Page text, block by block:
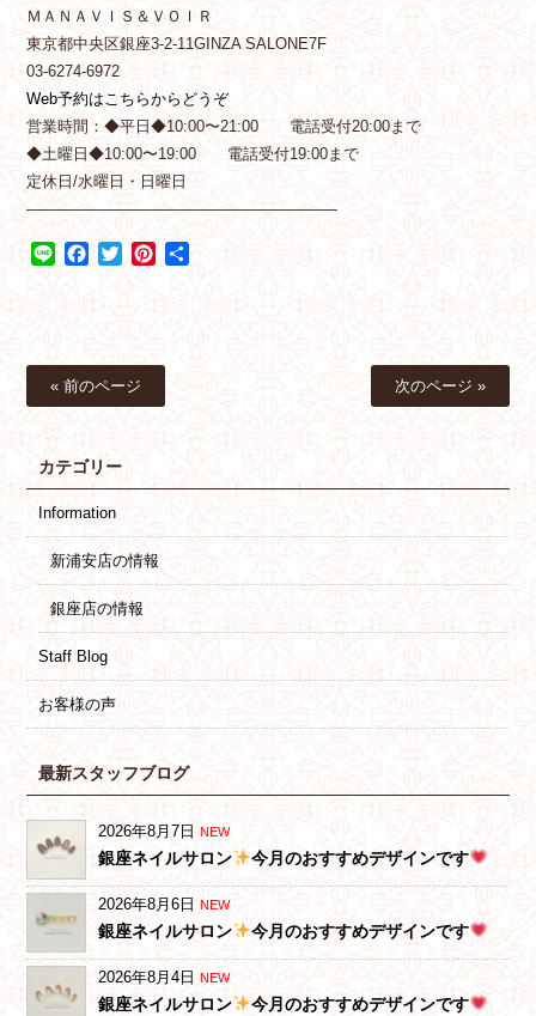
ＭＡＮＡＶＩＳ＆ＶＯＩＲ
東京都中央区銀座3-2-11GINZA SALONE7F
03-6274-6972
Web予約はこちらからどうぞ
営業時間：◆平日◆10:00〜21:00 電話受付20:00まで
◆土曜日◆10:00〜19:00 電話受付19:00まで
定休日/水曜日・日曜日
————————————————————
Line Facebook
TwitterPinterest
« 前のページ 次のページ »
カテゴリー
Information
新浦安店の情報
銀座店の情報
Staff Blog
お客様の声
最新スタッフブログ
2026年8月7日 NEW
銀座ネイルサロン 今月のおすすめデザインです
2026年8月6日 NEW
銀座ネイルサロン 今月のおすすめデザインです
2026年8月4日 NEW
銀座ネイルサロン 今月のおすすめデザインです